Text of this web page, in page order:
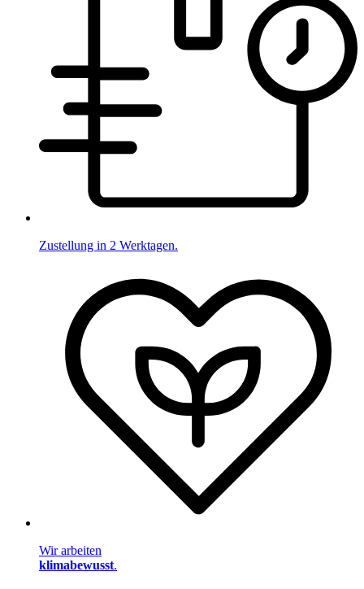
Zustellung in 2 Werktagen.
Wir arbeiten
klimabewusst.